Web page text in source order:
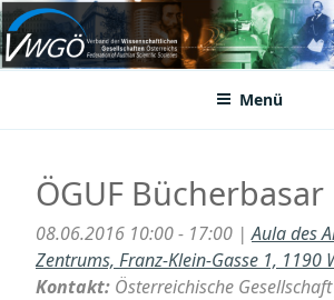
Zum
Inhalt
springenVWGÖ
Federation of Austrian Scientific Societies
Menü
ÖGUF Bücherbasar
08.06.2016 10:00 - 17:00 |Aula des
Zentrums, Franz-Klein-Gasse 1, 1190
Kontakt: Österreichische